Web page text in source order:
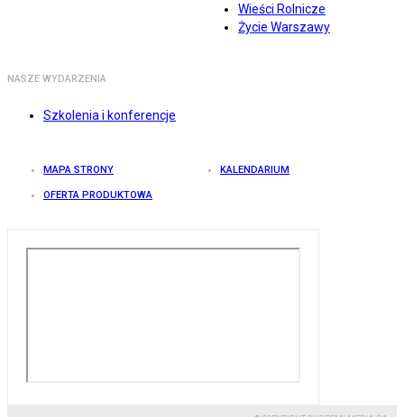
Wieści Rolnicze
Życie Warszawy
NASZE WYDARZENIA
Szkolenia i konferencje
MAPA STRONY KALENDARIUM
OFERTA PRODUKTOWA